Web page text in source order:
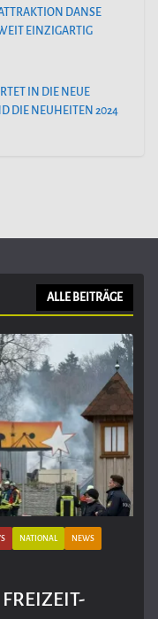
DANSE
EINZIGARTIG
IN DIE NEUE
DIE NEUHEITEN 2024
ALLE BEITRÄGE
NATIONAL NEWS